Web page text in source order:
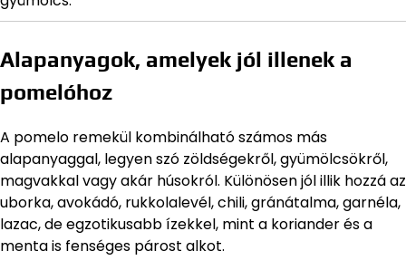
Alapanyagok, amelyek jól illenek a
pomelóhoz
A pomelo remekül kombinálható számos más
alapanyaggal, legyen szó zöldségekről, gyümölcsökről,
magvakkal vagy akár húsokról. Különösen jól illik hozzá az
uborka, avokádó, rukkolalevél, chili, gránátalma, garnéla,
lazac, de egzotikusabb ízekkel, mint a koriander és a
menta is fenséges párost alkot.